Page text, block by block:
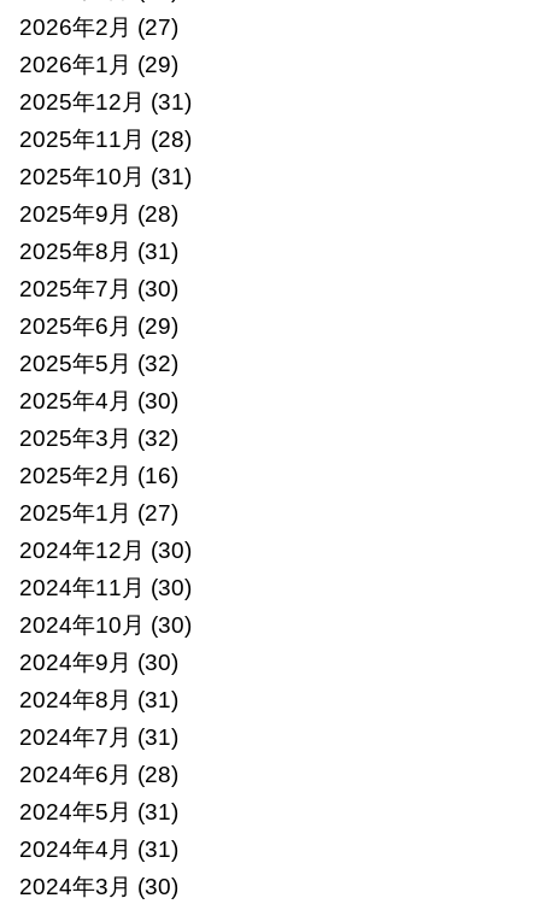
2026年2月 (27)
2026年1月 (29)
2025年12月 (31)
2025年11月 (28)
2025年10月 (31)
2025年9月 (28)
2025年8月 (31)
2025年7月 (30)
2025年6月 (29)
2025年5月 (32)
2025年4月 (30)
2025年3月 (32)
2025年2月 (16)
2025年1月 (27)
2024年12月 (30)
2024年11月 (30)
2024年10月 (30)
2024年9月 (30)
2024年8月 (31)
2024年7月 (31)
2024年6月 (28)
2024年5月 (31)
2024年4月 (31)
2024年3月 (30)